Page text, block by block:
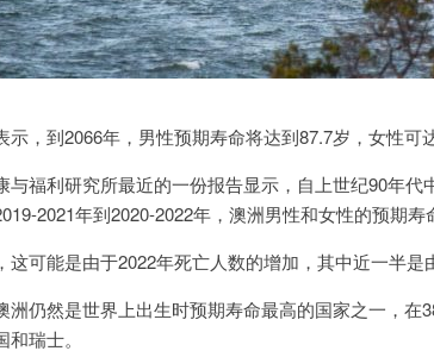
示，到2066年，男性预期寿命将达到87.7岁，女性可
与福利研究所最近的一份报告显示，自上世纪90年
2021年到2020-2022年，澳洲男性和女性的预期寿
这可能是由于2022年死亡人数的增加，其中近一半是
洲仍然是世界上出生时预期寿命最高的国家之一，在
瑞士。